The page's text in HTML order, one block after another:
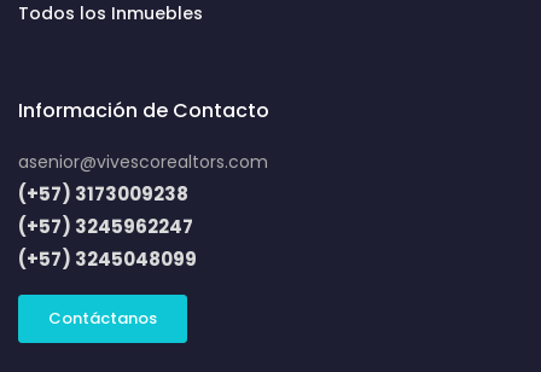
Todos los Inmuebles
Información de Contacto
asenior@vivescorealtors.com
(+57) 3173009238
(+57) 3245962247
(+57) 3245048099
Contáctanos